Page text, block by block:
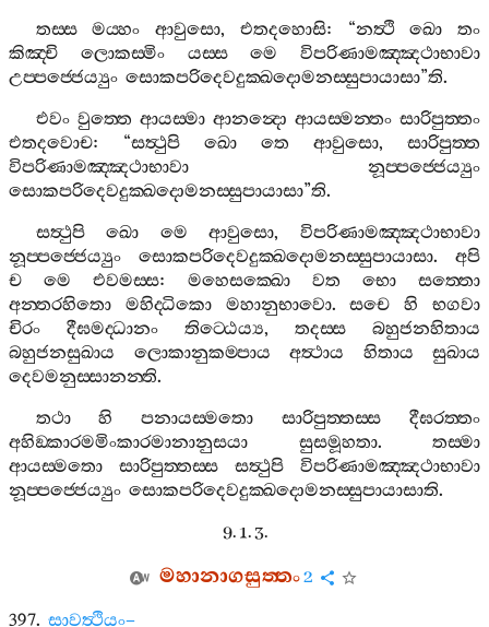
තස‍්ස
මය‍්හං ආවුසො, එතදහොසි: “නත්‍ථි ඛො
තං
කිඤ‍්චි
ලොකස‍්මිං යස‍්ස මෙ
විපරිණාමඤ‍්ඤථාභාවා
උප‍්පජ‍්ජෙය්‍යුං සොකපරිදෙවදුක‍්ඛදොමනස‍්සුපායාසා”ති.
එවං වුත‍්තෙ ආයස‍්මා ආනන්‍දො ආයස‍්මන‍්තං සාරිපුත‍්තං
එතදවොච: “සත්‍ථුපි ඛො තෙ ආවුසො, සාරිපුත‍්ත
විපරිණාමඤ‍්ඤථාභාවා
නූප‍්පජ‍්ජෙය්‍යුං
සොකපරිදෙවදුක‍්ඛදොමනස‍්සුපායාසා”ති.
සත්‍ථුපි
ඛො මෙ ආවුසො, විපරිණාමඤ‍්ඤථාභාවා
නූප‍්පජ‍්ජෙය්‍යුං
සොකපරිදෙවදුක‍්ඛදොමනස‍්සුපායාසා. අපි
ච
මෙ එවමස‍්ස: මහෙසක‍්ඛො වත භො
සත‍්තො
අන‍්තරහිතො
මහිද‍්ධිකො මහානුභාවො.සචෙ හි
භගවා
චිරං
දීඝමද‍්ධානං තිට‍්ඨෙය්‍ය, තදස‍්ස
බහුජනහිතාය
බහුජනසුඛාය
ලොකානුකම‍්පාය අත්‍ථාය හිතාය
සුඛාය
දෙවමනුස‍්සානන‍්ති.
තථා
හි පනායස‍්මතො සාරිපුත‍්තස‍්ස
දීඝරත‍්තං
අහිඞ‍්කාරමමිංකාරමානානුසයා
සුසමූහතා. තස‍්මා
ආයස‍්මතො
සාරිපුත‍්තස‍්ස සත්‍ථුපි
විපරිණාමඤ‍්ඤථාභාවා
නූප‍්පජ‍්ජෙය්‍යුං සොකපරිදෙවදුක‍්ඛදොමනස‍්සුපායාසාති.
9. 1. 3.
මහානාගසුත‍්තං2
397. සාවත්‍ථියං–